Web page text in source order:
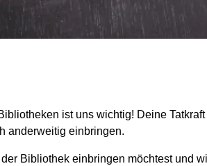
ist uns wichtig! Deine
anderweitig einbringen.
Bibliothek einbringen möchtest und